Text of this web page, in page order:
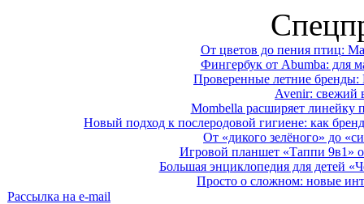
От цветов до пения птиц:
Фингербук от Abumba: для
Проверенные летние
Avenir: свежий
Mombella расширяет линейку
Новый подход к послеродовой гигиене: как
От «дикого зелёного» до
Игровой планшет «Таппи 9в1»
Большая энциклопедия для детей
Просто о сложном: новые
Рассылка на e-mail